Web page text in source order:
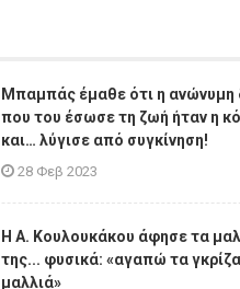
Μπαμπάς έμαθε ότι η ανώνυμη
που του έσωσε τη ζωή ήταν η
και… λύγισε από συγκίνηση!
28 Φεβ 2023
Η A. Κουλουκάκου άφησε τα
της... φυσικά: «αγαπώ τα
μαλλιά»